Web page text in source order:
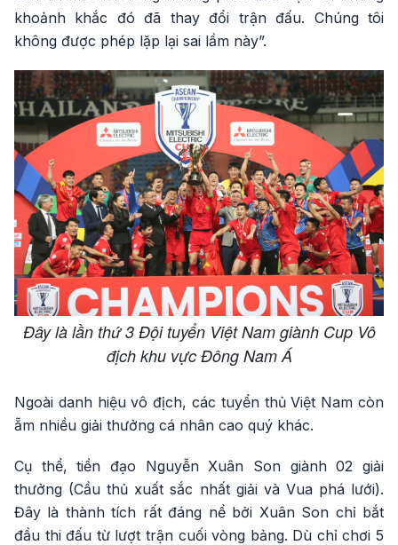
khoảnh khắc đó đã thay đổi trận đấu. Chúng tôi
không được phép lặp lại sai lầm này”.
Đây là lần thứ 3 Đội tuyển Việt Nam giành Cup Vô
địch khu vực Đông Nam Á
Ngoài danh hiệu vô địch, các tuyển thủ Việt Nam còn
ẵm nhiều giải thưởng cá nhân cao quý khác.
Cụ thể, tiền đạo Nguyễn Xuân Son giành 02 giải
thưởng (Cầu thủ xuất sắc nhất giải và Vua phá lưới).
Đây là thành tích rất đáng nể bởi Xuân Son chỉ bắt
đầu thi đấu từ lượt trận cuối vòng bảng. Dù chỉ chơi 5